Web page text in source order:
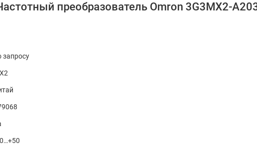
преобразователь Omron 3G3MX2-
запросу